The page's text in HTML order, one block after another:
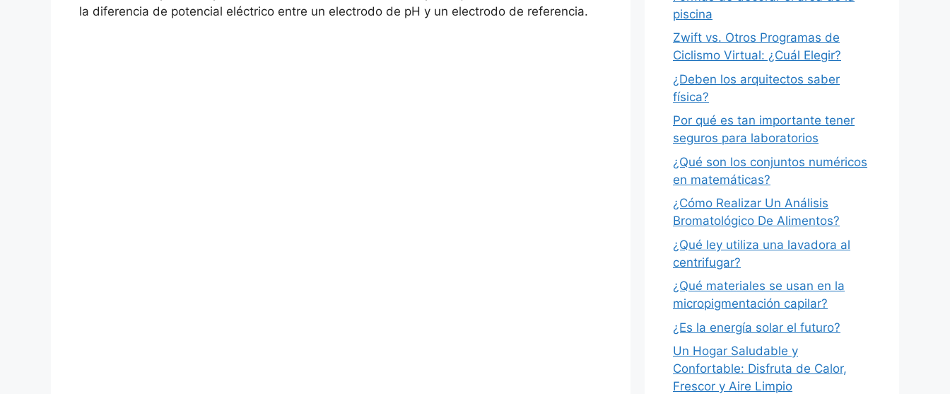
la diferencia de potencial eléctrico entre un electrodo de pH y un electrodo de referencia.
piscina
Zwift vs. Otros Programas de
Ciclismo Virtual: ¿Cuál Elegir?
¿Deben los arquitectos saber
física?
Por qué es tan importante tener
seguros para laboratorios
¿Qué son los conjuntos numéricos
en matemáticas?
¿Cómo Realizar Un Análisis
Bromatológico De Alimentos?
¿Qué ley utiliza una lavadora al
centrifugar?
¿Qué materiales se usan en la
micropigmentación capilar?
¿Es la energía solar el futuro?
Un Hogar Saludable y
Confortable: Disfruta de Calor,
Frescor y Aire Limpio